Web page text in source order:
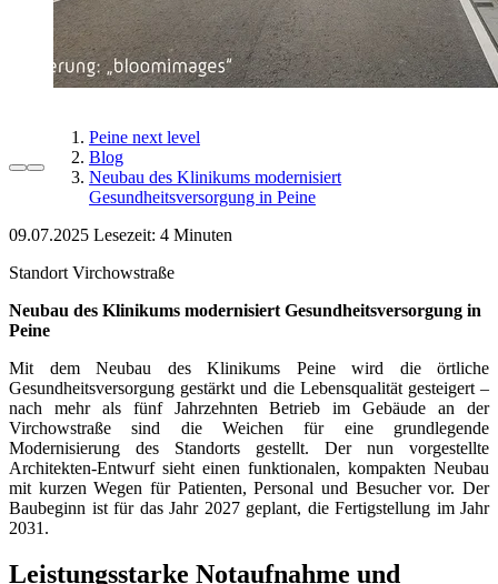
Peine next level
Blog
Neubau des Klinikums modernisiert
Gesundheitsversorgung in Peine
09.07.2025 Lesezeit:
Standort Virchowstraße
Neubau des Klinikums modernisiert Gesundheitsversorgung in
Peine
Mit dem Neubau des Klinikums Peine wird die örtliche
Gesundheitsversorgung gestärkt und die Lebensqualität gesteigert –
nach mehr als fünf Jahrzehnten Betrieb im Gebäude an der
Virchowstraße sind die Weichen für eine grundlegende
Modernisierung des Standorts gestellt. Der nun vorgestellte
Architekten-Entwurf sieht einen funktionalen, kompakten Neubau
mit kurzen Wegen für Patienten, Personal und Besucher vor. Der
Baubeginn ist für das Jahr 2027 geplant, die Fertigstellung im Jahr
2031.
Leistungsstarke Notaufnahme und